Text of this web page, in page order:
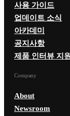
사용 가이드
업데이트 소식
아카데미
공지사항
제품 인터뷰 지원
Company
About
Newsroom